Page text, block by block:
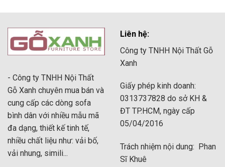
- Công ty TNHH Nội Thất
Gỗ Xanh chuyên mua bán và
cung cấp các dòng sofa
bình dân với nhiều mẫu mã
đa dạng, thiết kế tinh tế,
nhiều chất liệu như: vải bố,
vải nhung, simili...
Liên hệ:
Công ty TNHH Nội Thất Gỗ
Xanh
Giấy phép kinh doanh:
0313737828 do sở KH &
ĐT TP.HCM, ngày cấp
05/04/2016
Trách nhiệm nội dung: Phan
Sĩ Khuê